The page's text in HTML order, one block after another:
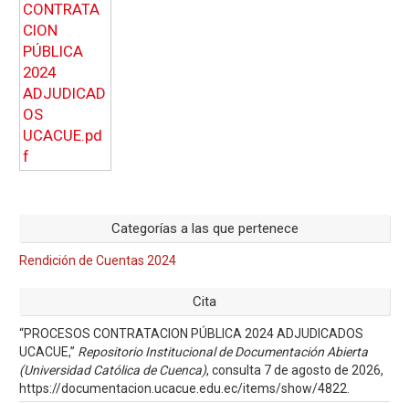
Categorías a las que pertenece
Rendición de Cuentas 2024
Cita
“PROCESOS CONTRATACION PÚBLICA 2024 ADJUDICADOS
UCACUE,” Repositorio Institucional de Documentación Abierta
(Universidad Católica de Cuenca), consulta 7 de agosto de 2026,
https://documentacion.ucacue.edu.ec/items/show/4822